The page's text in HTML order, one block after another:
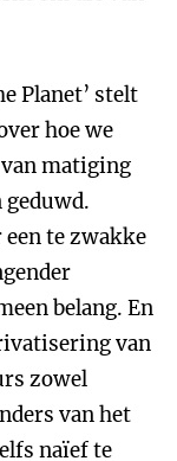
Planet’ stelt
hoe we
matiging
te zwakke
belang. En
van
zowel
van het
naïef te